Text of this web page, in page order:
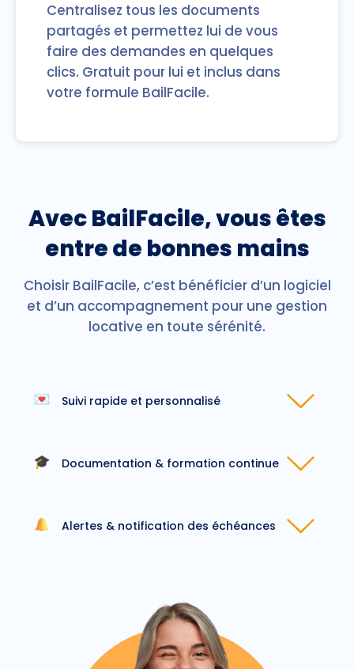
Centralisez tous les documents
partagés et permettez lui de vous
faire des demandes en quelques
clics. Gratuit pour lui et inclus dans
votre formule BailFacile.
Avec BailFacile, vous êtes
entre de bonnes mains
Choisir BailFacile, c’est bénéficier d’un logiciel
et d’un accompagnement pour une gestion
locative en toute sérénité.
Suivi rapide et personnalisé
Documentation & formation continue
Alertes & notification des échéances